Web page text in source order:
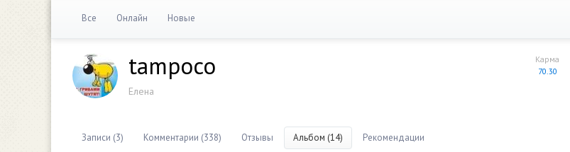
Все Онлайн Новые
Карма
70.30
tampoco
Елена
Записи (3) Комментарии (338) Отзывы Альбом (14) Рекомендации